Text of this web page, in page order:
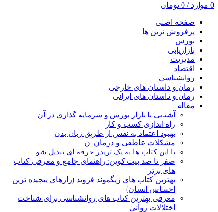
0 موارد /
0 تومان
صفحه اصلی
پرفروش ترین ها
بورس
بازاریابی
مدیریت
اقتصاد
روانشناسی
رمان و داستان های خارجی
رمان و داستان های ایرانی
مقاله
آشنایی با بازار بورس و سرمایه گذاری در آن
راه اندازی کسب و کار
بهبود اعتماد به نفس از طریق زبان بدن
مشکلات عاطفی و درمان آن
با این کتاب ها به یک تریدر حرفه ای تبدیل شو
صفر تا صد بیت کوین: راهنمای جامع و معرفی کتاب
های برتر
بهترین کتاب های زیگموند فروید (رازهای پیچیده ترین
احساس انسان)
معرفی بهترین کتاب های روانشناسی برای شناخت
اختلالات روانی